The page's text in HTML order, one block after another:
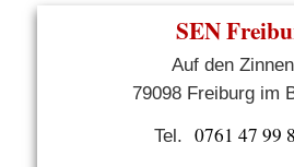
SEN
Auf den
79098 Freiburg im
Tel. 0761 47 99